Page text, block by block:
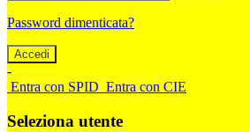
Password dimenticata?
-
Entra con SPID Entra con CIE
Seleziona utente